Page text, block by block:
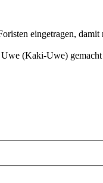
eingetragen,
(Kaki-Uwe)